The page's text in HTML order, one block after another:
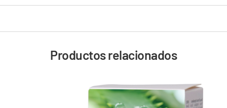
Productos relacionados